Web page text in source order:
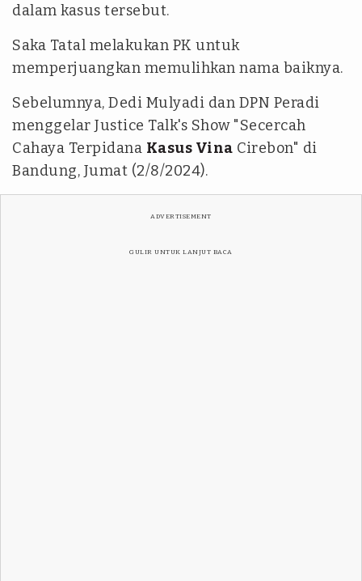
dalam kasus tersebut.
Saka Tatal melakukan PK untuk
memperjuangkan memulihkan nama baiknya.
Sebelumnya, Dedi Mulyadi dan DPN Peradi
menggelar Justice Talk's Show "Secercah
Cahaya Terpidana Kasus Vina Cirebon" di
Bandung, Jumat (2/8/2024).
ADVERTISEMENT
GULIR UNTUK LANJUT BACA